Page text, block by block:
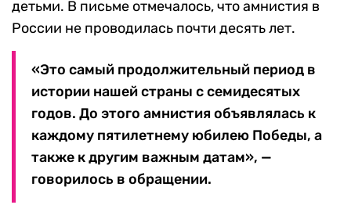
детьми. В письме отмечалось, что амнистия в
России не проводилась почти десять лет.
«Это самый продолжительный период в
истории нашей страны с семидесятых
годов. До этого амнистия объявлялась к
каждому пятилетнему юбилею Победы, а
также к другим важным датам», —
говорилось в обращении.